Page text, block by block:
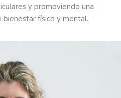
y promoviendo una
bienestar físico y mental.